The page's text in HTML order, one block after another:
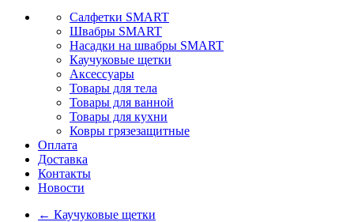
Салфетки SMART
Швабры SMART
Насадки на швабры SMART
Каучуковые щетки
Аксессуары
Товары для тела
Товары для ванной
Товары для кухни
Ковры грязезащитные
Оплата
Доставка
Контакты
Новости
← Каучуковые щетки